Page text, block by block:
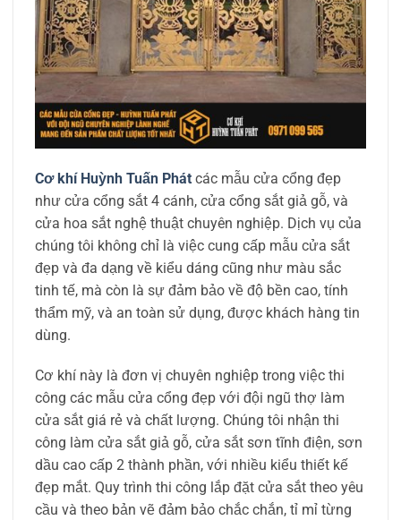
Cơ khí Huỳnh Tuấn Phát các mẫu cửa cổng đẹp
như cửa cổng sắt 4 cánh, cửa cổng sắt giả gỗ, và
cửa hoa sắt nghệ thuật chuyên nghiệp. Dịch vụ của
chúng tôi không chỉ là việc cung cấp mẫu cửa sắt
đẹp và đa dạng về kiểu dáng cũng như màu sắc
tinh tế, mà còn là sự đảm bảo về độ bền cao, tính
thẩm mỹ, và an toàn sử dụng, được khách hàng tin
dùng.
Cơ khí này là đơn vị chuyên nghiệp trong việc thi
công các mẫu cửa cổng đẹp với đội ngũ thợ làm
cửa sắt giá rẻ và chất lượng. Chúng tôi nhận thi
công làm cửa sắt giả gỗ, cửa sắt sơn tĩnh điện, sơn
dầu cao cấp 2 thành phần, với nhiều kiểu thiết kế
đẹp mắt. Quy trình thi công lắp đặt cửa sắt theo yêu
cầu và theo bản vẽ đảm bảo chắc chắn, tỉ mỉ từng